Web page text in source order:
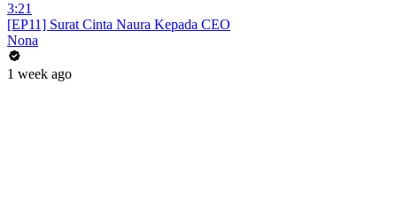
3:21
[EP11] Surat Cinta Naura Kepada CEO
Nona
1 week ago